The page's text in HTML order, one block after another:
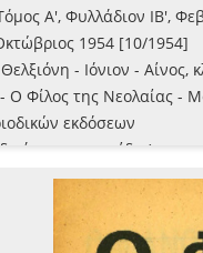
Α', Φυλλάδιον ΙΒ',
1954 [10/1954]
- Ιόνιον - Αίνος,
Ο Φίλος της Νεολαίας -
εκδόσεων
και εφημερίδες)